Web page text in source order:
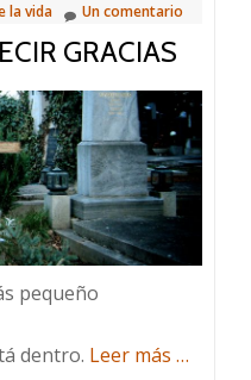
la vida Un comentario
GRACIAS
pequeño
dentro. Leer más acerca
…